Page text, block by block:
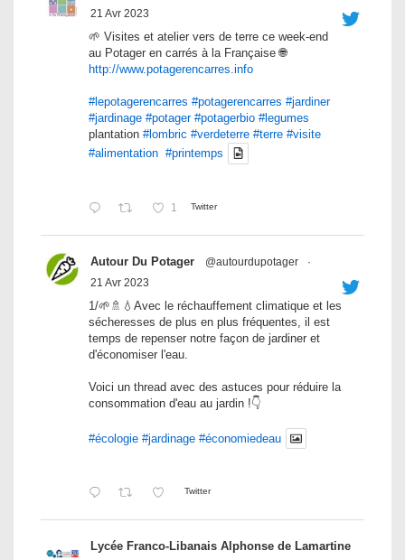
21 Avr 2023
🌱 Visites et atelier vers de terre ce week-end
au Potager en carrés à la Française 🌐
http://www.potagerencarres.info
#lepotagerencarres #potagerencarres #jardiner
#jardinage #potager #potagerbio #legumes
plantation #lombric #verdeterre #terre #visite
#alimentation #printemps
1 Twitter
Autour Du Potager @autourdupotager
·
21 Avr 2023
1/🌱🚿💧Avec le réchauffement climatique et les
sécheresses de plus en plus fréquentes, il est
temps de repenser notre façon de jardiner et
d'économiser l'eau.
Voici un thread avec des astuces pour réduire la
consommation d'eau au jardin !👇
#écologie #jardinage #économiedeau
Twitter
Lycée Franco-Libanais Alphonse de Lamartine